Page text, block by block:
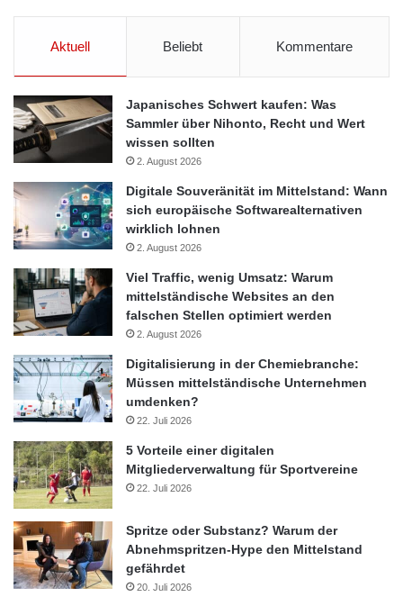
Aktuell Beliebt Kommentare
Japanisches Schwert kaufen: Was
Sammler über Nihonto, Recht und Wert
wissen sollten
2. August 2026
Digitale Souveränität im Mittelstand: Wann
sich europäische Softwarealternativen
wirklich lohnen
2. August 2026
Viel Traffic, wenig Umsatz: Warum
mittelständische Websites an den
falschen Stellen optimiert werden
2. August 2026
Digitalisierung in der Chemiebranche:
Müssen mittelständische Unternehmen
umdenken?
22. Juli 2026
5 Vorteile einer digitalen
Mitgliederverwaltung für Sportvereine
22. Juli 2026
Spritze oder Substanz? Warum der
Abnehmspritzen-Hype den Mittelstand
gefährdet
20. Juli 2026